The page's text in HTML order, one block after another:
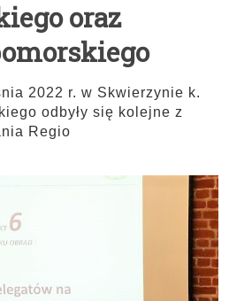
oraz
2022 r. w Skwierzynie k.
odbyły się kolejne z
Regio